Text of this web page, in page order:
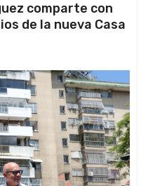
comparte con
de la nueva Casa
en Caracas